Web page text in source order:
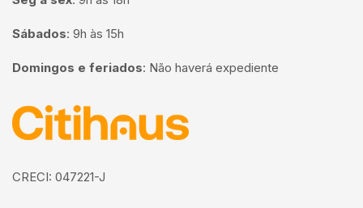
Sábados: 9h às 15h
Domingos e feriados: Não haverá expediente
Página inicial
CRECI: 047221-J